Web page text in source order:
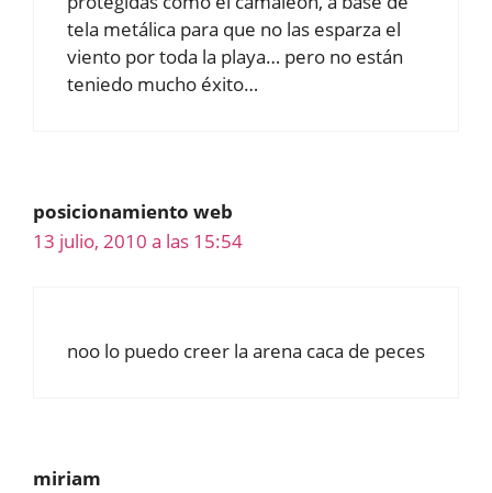
tela metálica para que no las esparza el
viento por toda la playa… pero no están
teniedo mucho éxito…
posicionamiento web
13 julio, 2010 a las 15:54
noo lo puedo creer la arena caca de peces
miriam